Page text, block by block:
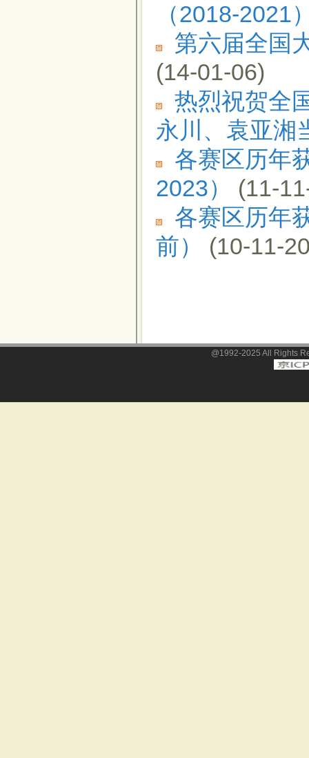
（2018-2021
第六届全国
(14-01-06)
热烈祝贺全
永川、袁亚湘
各赛区历年
2023）
(11-
各赛区历年
前）
(10-11-
@1992-2025 All Rights